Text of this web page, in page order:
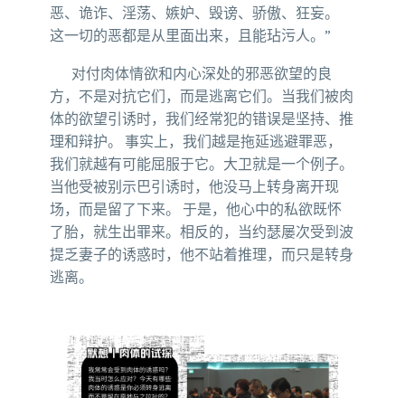
恶、诡诈、淫荡、嫉妒、毁谤、骄傲、狂妄。
这一切的恶都是从里面出来，且能玷污人。”
对付肉体情欲和内心深处的邪恶欲望的良
方，不是对抗它们，而是逃离它们。当我们被肉
体的欲望引诱时，我们经常犯的错误是坚持、推
理和辩护。 事实上，我们越是拖延逃避罪恶，
我们就越有可能屈服于它。大卫就是一个例子。
当他受被别示巴引诱时，他没马上转身离开现
场，而是留了下来。 于是，他心中的私欲既怀
了胎，就生出罪来。相反的，当约瑟屡次受到波
提乏妻子的诱惑时，他不站着推理，而只是转身
逃离。